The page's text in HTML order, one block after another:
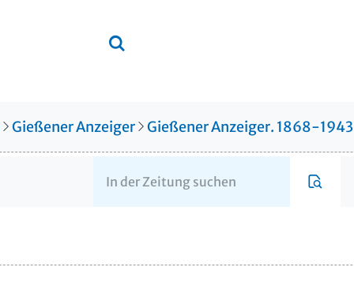
Gießener Anzeiger Gießener Anzeiger. 1868-1943